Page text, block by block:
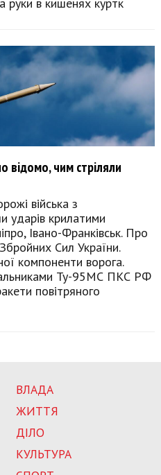
руки в кишенях куртк
відомо, чим стріляли
війська з
ударів крилатими
Івано-Франківськ. Про
Сил України.
компоненти ворога.
Ту-95МС ПКС РФ
повітряного
ВЛАДА
ЖИТТЯ
ДІЛО
КУЛЬТУРА